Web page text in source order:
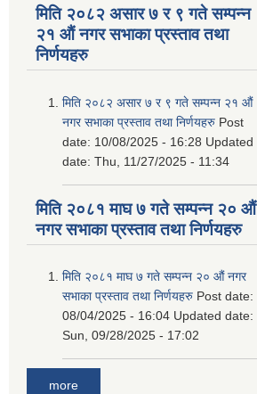
मिति २०८२ असार ७ र ९ गते सम्पन्न
२१ औं नगर सभाका प्रस्ताव तथा
निर्णयहरु
मिति २०८२ असार ७ र ९ गते सम्पन्न २१ औं
नगर सभाका प्रस्ताव तथा निर्णयहरु Post
date: 10/08/2025 - 16:28 Updated
date: Thu, 11/27/2025 - 11:34
मिति २०८१ माघ ७ गते सम्पन्न २० औं
नगर सभाका प्रस्ताव तथा निर्णयहरु
मिति २०८१ माघ ७ गते सम्पन्न २० औं नगर
सभाका प्रस्ताव तथा निर्णयहरु Post date:
08/04/2025 - 16:04 Updated date:
Sun, 09/28/2025 - 17:02
more